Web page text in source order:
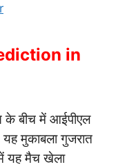
in
के बीच में आईपीएल
मुकाबला गुजरात
यह मैच खेला